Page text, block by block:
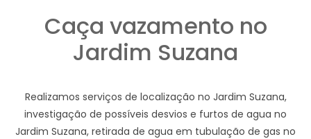
Caça vazamento no
Jardim Suzana
Realizamos serviços de localização no Jardim Suzana,
investigação de possíveis desvios e furtos de agua no
Jardim Suzana, retirada de agua em tubulação de gas no